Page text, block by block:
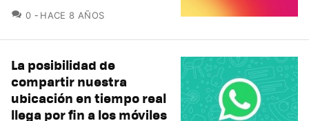
0 COMENTARIOS
HACE 8 AÑOS
La posibilidad de
compartir nuestra
ubicación en tiempo real
llega por fin a los móviles